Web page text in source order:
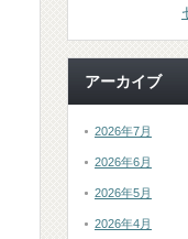
アーカイブ
2026年7月
2026年6月
2026年5月
2026年4月